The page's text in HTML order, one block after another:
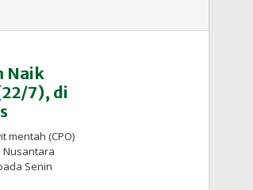
Naik
7), di
mentah (CPO)
Nusantara
Senin